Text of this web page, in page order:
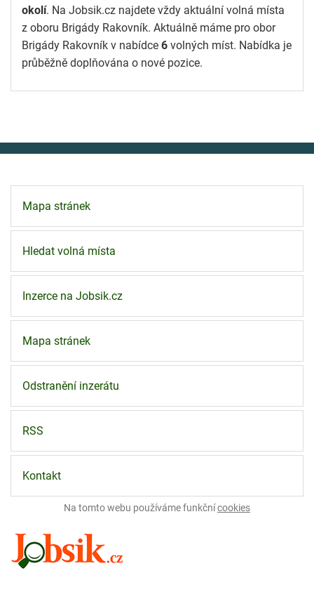
okolí. Na Jobsik.cz najdete vždy aktuální volná místa
z oboru Brigády Rakovník. Aktuálně máme pro obor
Brigády Rakovník v nabídce 6 volných míst. Nabídka je
průběžně doplňována o nové pozice.
Mapa stránek
Hledat volná místa
Inzerce na Jobsik.cz
Mapa stránek
Odstranění inzerátu
RSS
Kontakt
Na tomto webu používáme funkčnícookies